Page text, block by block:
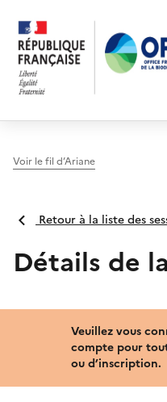
Voir le fil d’Ariane
Retour à la liste des
Détails de
Veuillez vous
compte pour
ou d’inscription.